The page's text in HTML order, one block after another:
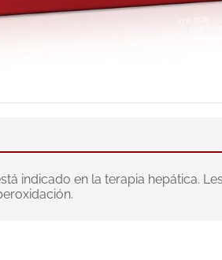
indicado en la terapia hepática.